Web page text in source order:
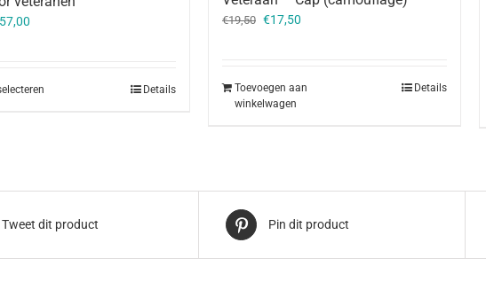
57,00
Details
€19,50 Oorspronkelijke
€17,50
Toevoegen aan
winkelwagen
Details
Tweet dit product Pin dit product